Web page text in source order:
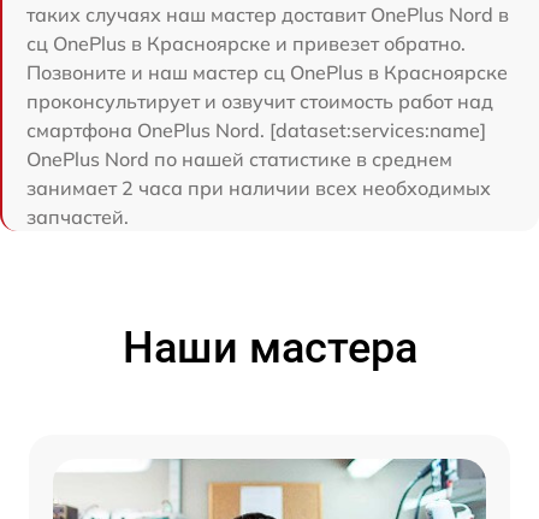
таких случаях наш мастер доставит OnePlus Nord в
сц OnePlus в Красноярске и привезет обратно.
Позвоните и наш мастер сц OnePlus в Красноярске
проконсультирует и озвучит стоимость работ над
смартфона OnePlus Nord. [dataset:services:name]
OnePlus Nord по нашей статистике в среднем
занимает 2 часа при наличии всех необходимых
запчастей.
Наши мастера